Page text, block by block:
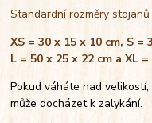
Standardní rozměry
XS = 30 x 15 x 10 cm, S =
L = 50 x 25 x 22 cm a XL
Pokud váháte nad
může docházet k zalykání.